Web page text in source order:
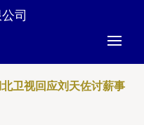
司
卫视回应刘天佐讨薪事